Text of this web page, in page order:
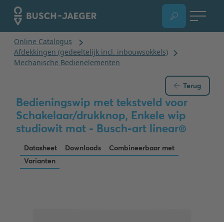
Terug
Bedieningswip met tekstveld voor
Schakelaar/drukknop, Enkele wip
studiowit mat - Busch-art linear®
Datasheet Downloads
Combineerbaar met
Varianten